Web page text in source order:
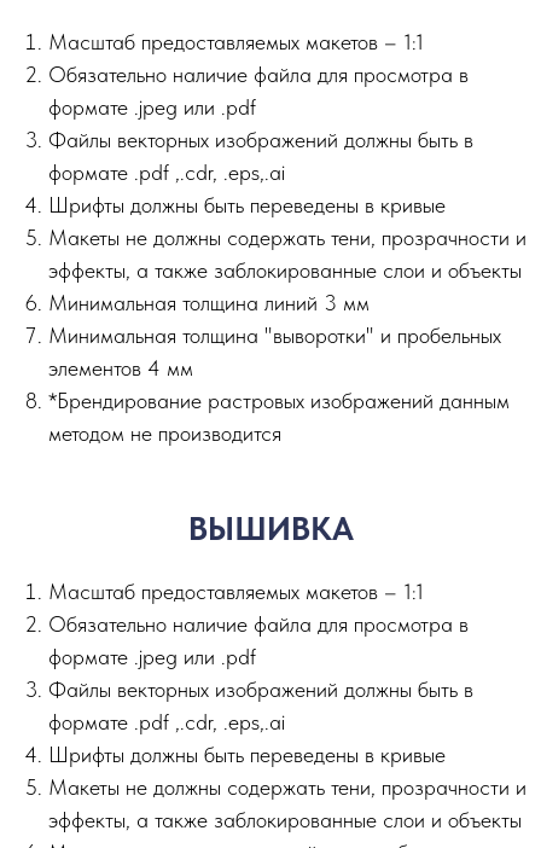
Масштаб предоставляемых макетов – 1:1
Обязательно наличие файла для просмотра в
формате .jpeg или .pdf
Файлы векторных изображений должны быть в
формате .pdf ,.сdr, .eps,.ai
Шрифты должны быть переведены в кривые
Макеты не должны содержать тени, прозрачности и
эффекты, а также заблокированные слои и объекты
Минимальная толщина линий 3 мм
Минимальная толщина "выворотки" и пробельных
элементов 4 мм
*Брендирование растровых изображений данным
методом не производится
ВЫШИВКА
Масштаб предоставляемых макетов – 1:1
Обязательно наличие файла для просмотра в
формате .jpeg или .pdf
Файлы векторных изображений должны быть в
формате .pdf ,.сdr, .eps,.ai
Шрифты должны быть переведены в кривые
Макеты не должны содержать тени, прозрачности и
эффекты, а также заблокированные слои и объекты